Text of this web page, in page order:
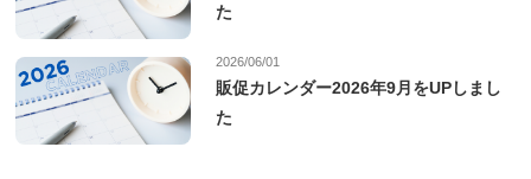
た
2026/06/01
販促カレンダー2026年9月をUPしまし
た